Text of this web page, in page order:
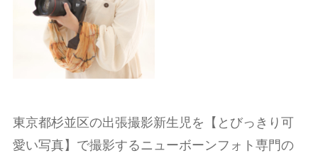
東京都杉並区の出張撮影新生児を【とびっきり可
愛い写真】で撮影するニューボーンフォト専門の